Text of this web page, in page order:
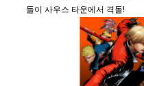
들이 사우스 타운에서 격돌!